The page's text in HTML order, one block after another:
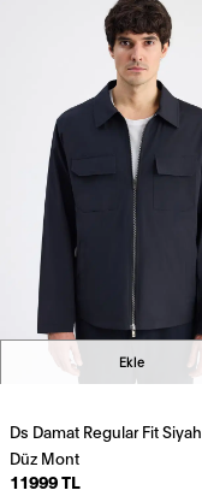
Ekle
Ds Damat Regular Fit Siyah
Düz Mont
11999 TL